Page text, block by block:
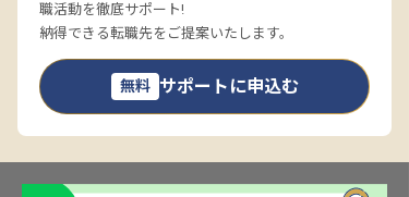
職活動を徹底サポート!
納得できる転職先をご提案いたします。
無料 サポートに申込む